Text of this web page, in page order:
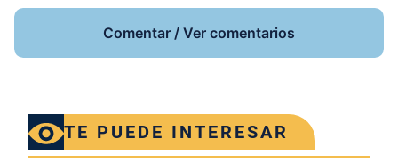
Comentar / Ver comentarios
TE PUEDE INTERESAR